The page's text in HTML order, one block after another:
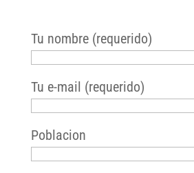
Tu nombre (requerido)
Tu e-mail (requerido)
Poblacion